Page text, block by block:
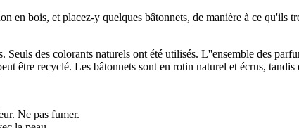
en bois, et placez-y quelques bâtonnets, de manière à ce qu'ils
des colorants naturels ont été utilisés. L''ensemble des
être recyclé. Les bâtonnets sont en rotin naturel et écrus,
Ne pas fumer.